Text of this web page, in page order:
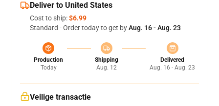
Deliver to United States
Cost to ship:$6.99
Standard - Order today to get byAug. 16 - Aug. 23
Production
Today
Shipping
Aug. 12
Delivered
Aug. 16 - Aug. 23
Veilige transactie